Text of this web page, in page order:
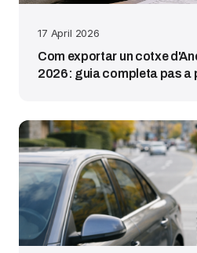
17 April 2026
Com exportar un cotxe
2026: guia completa pas a